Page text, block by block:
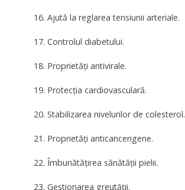
16. Ajută la reglarea tensiunii arteriale.
17. Controlul diabetului.
18. Proprietăți antivirale.
19. Protecția cardiovasculară.
20. Stabilizarea nivelurilor de colesterol.
21. Proprietăți anticancerigene.
22. Îmbunătățirea sănătății pielii.
23. Gestionarea greutății.